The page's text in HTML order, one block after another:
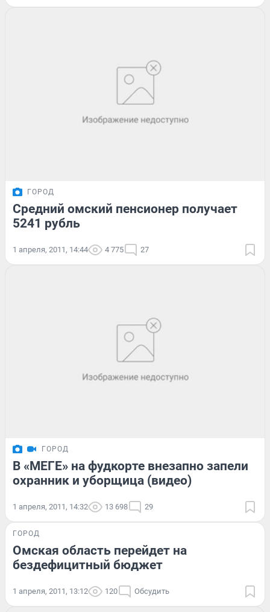
ГОРОД
Средний омский пенсионер получает
5241 рубль
1 апреля, 2011, 14:44 4 775 27
ГОРОД
В «МЕГЕ» на фудкорте внезапно запели
охранник и уборщица (видео)
1 апреля, 2011, 14:32 13 698 29
ГОРОД
Омская область перейдет на
бездефицитный бюджет
1 апреля, 2011, 13:12 120 Обсудить